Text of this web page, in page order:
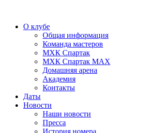
О клубе
Общая информация
Команда мастеров
МХК Спартак
МХК Спартак МАХ
Домашняя арена
Академия
Контакты
Даты
Новости
Наши новости
Пресса
История номера